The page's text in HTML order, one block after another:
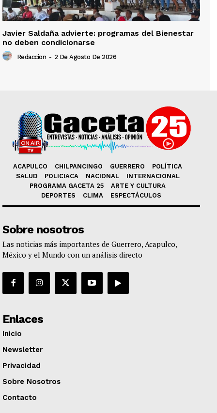
Javier Saldaña advierte: programas del Bienestar
no deben condicionarse
Redaccion - 2 De Agosto De 2026
ACAPULCO CHILPANCINGO GUERRERO
POLÍTICA
SALUD
POLICIACA NACIONAL
INTERNACIONAL
PROGRAMA GACETA 25
ARTE Y CULTURA
DEPORTES
CLIMA ESPECTÁCULOS
Sobre nosotros
Las noticias más importantes de Guerrero, Acapulco,
México y el Mundo con un análisis directo
Enlaces
Inicio
Newsletter
Privacidad
Sobre Nosotros
Contacto